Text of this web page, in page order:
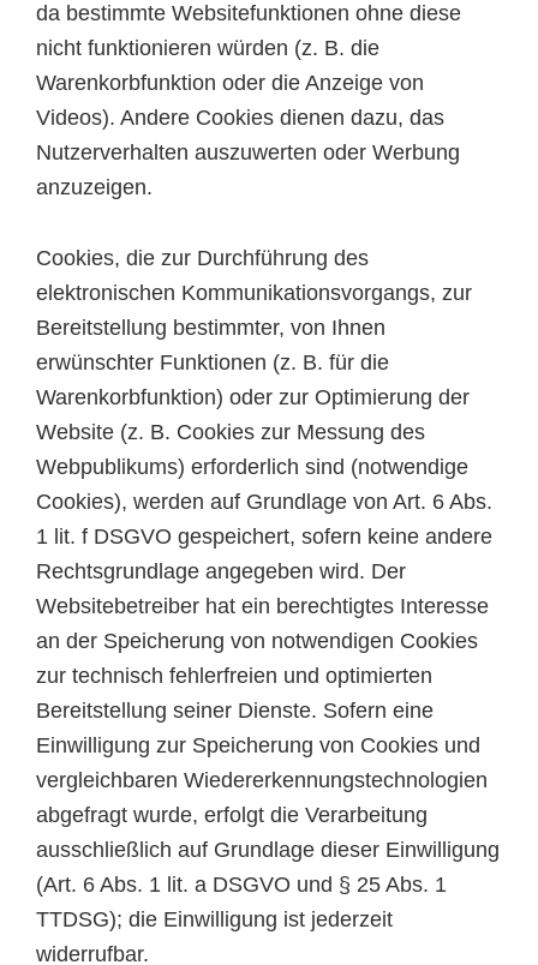
da bestimmte Websitefunktionen ohne diese
nicht funktionieren würden (z. B. die
Warenkorbfunktion oder die Anzeige von
Videos). Andere Cookies dienen dazu, das
Nutzerverhalten auszuwerten oder Werbung
anzuzeigen.
Cookies, die zur Durchführung des
elektronischen Kommunikationsvorgangs, zur
Bereitstellung bestimmter, von Ihnen
erwünschter Funktionen (z. B. für die
Warenkorbfunktion) oder zur Optimierung der
Website (z. B. Cookies zur Messung des
Webpublikums) erforderlich sind (notwendige
Cookies), werden auf Grundlage von Art. 6 Abs.
1 lit. f DSGVO gespeichert, sofern keine andere
Rechtsgrundlage angegeben wird. Der
Websitebetreiber hat ein berechtigtes Interesse
an der Speicherung von notwendigen Cookies
zur technisch fehlerfreien und optimierten
Bereitstellung seiner Dienste. Sofern eine
Einwilligung zur Speicherung von Cookies und
vergleichbaren Wiedererkennungstechnologien
abgefragt wurde, erfolgt die Verarbeitung
ausschließlich auf Grundlage dieser Einwilligung
(Art. 6 Abs. 1 lit. a DSGVO und § 25 Abs. 1
TTDSG); die Einwilligung ist jederzeit
widerrufbar.